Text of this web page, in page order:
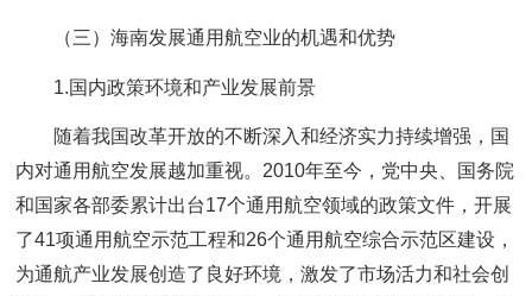
（三）海南发展通用航空业的机遇和优势
1.国内政策环境和产业发展前景
随着我国改革开放的不断深入和经济实力持续增强，国
内对通用航空发展越加重视。2010年至今，党中央、国务院
和国家各部委累计出台17个通用航空领域的政策文件，开展
了41项通用航空示范工程和26个通用航空综合示范区建设，
为通航产业发展创造了良好环境，激发了市场活力和社会创